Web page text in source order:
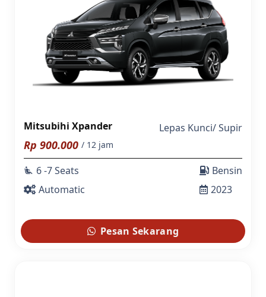
Mitsubihi Xpander Lepas Kunci/Supir
Rp 900.000 / 12 jam
airline_seat_recline_extra 6 -7 Seats
Automatic
Bensin
2023
Pesan Sekarang